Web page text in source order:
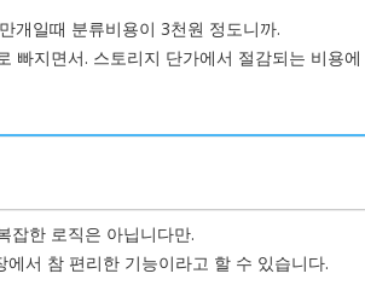
개일때 분류비용이 3천원 정도니까.
빠지면서. 스토리지 단가에서 절감되는 비용
잡한 로직은 아닙니다만.
서 참 편리한 기능이라고 할 수 있습니다.